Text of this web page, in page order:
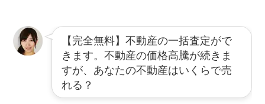
【完全無料】不動産の一括査定がで
きます。不動産の価格高騰が続きま
すが、あなたの不動産はいくらで売
れる？